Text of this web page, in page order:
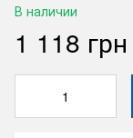
В наличии
1 118 грн